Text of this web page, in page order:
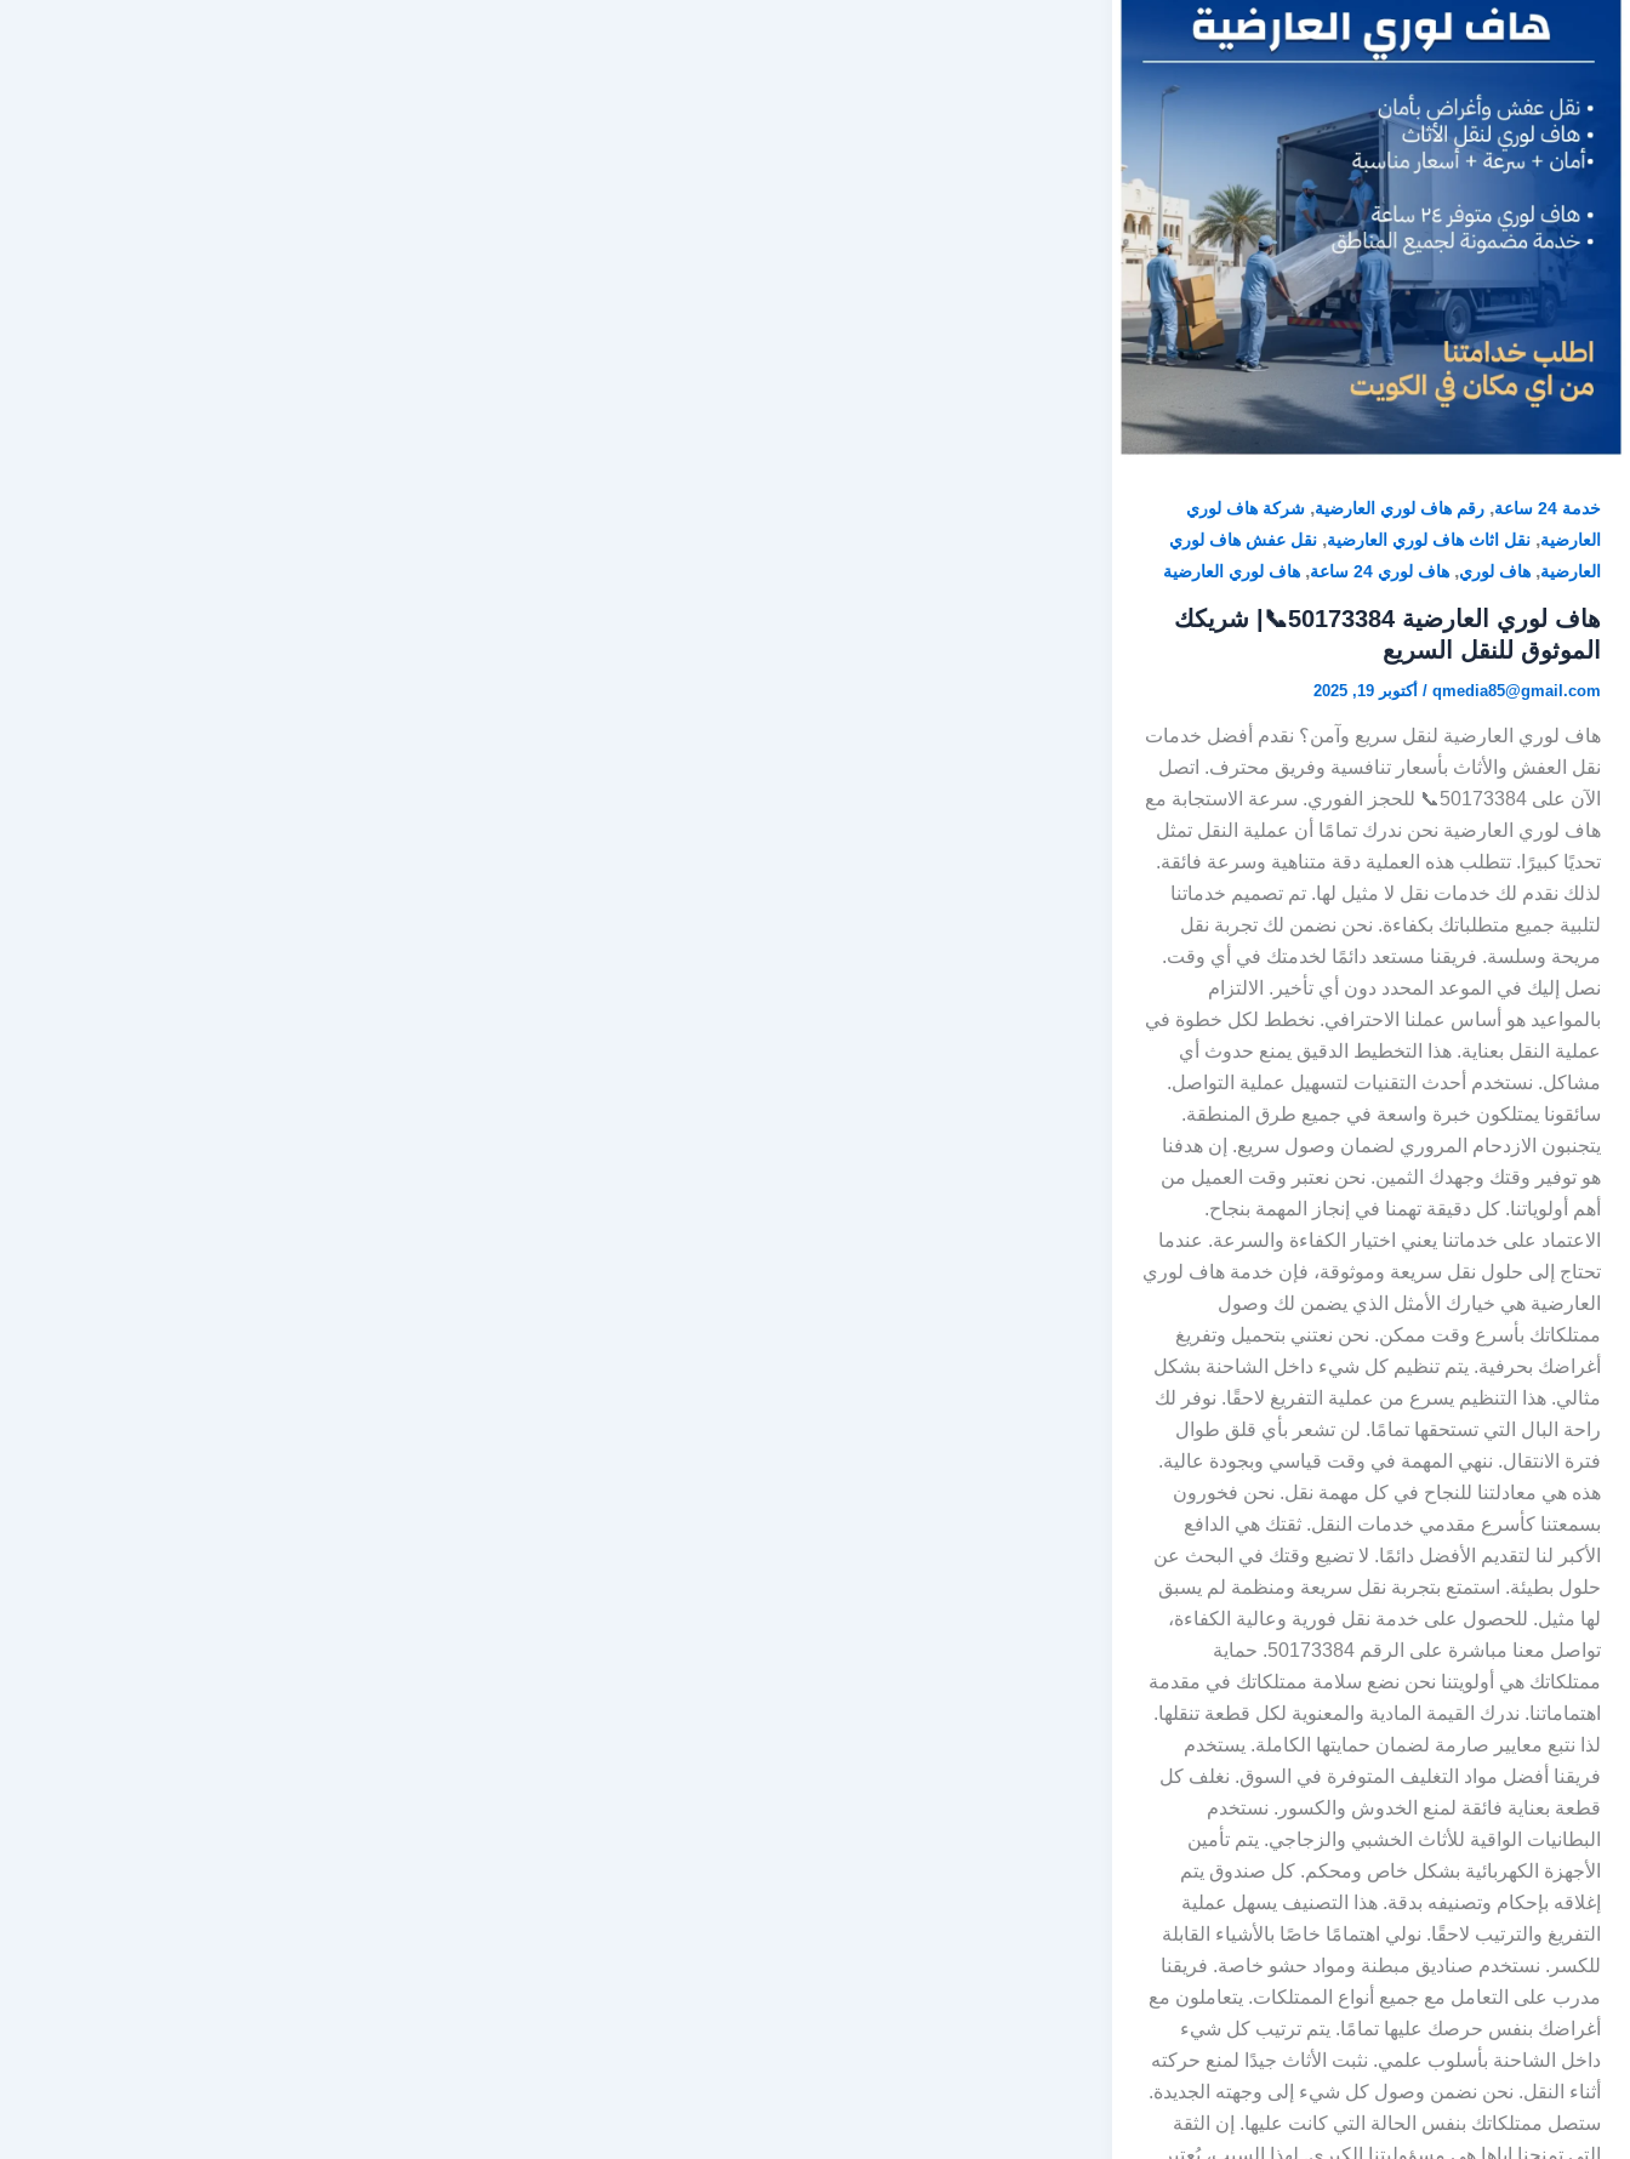
خدمة 24 ساعة , رقم هاف لوري العارضية, شركة هاف لوري
العارضية, نقل اثاث هاف لوري العارضية, نقل عفش هاف لوري
العارضية, هاف لوري, هاف لوري 24 ساعة , هاف لوري العارضية
هاف لوري العارضية 50173384📞| شريكك
الموثوق للنقل السريع
qmedia85@gmail.com
/ أكتوبر 19, 2025
هاف لوري العارضية لنقل سريع وآمن؟ نقدم أفضل خدمات
نقل العفش والأثاث بأسعار تنافسية وفريق محترف. اتصل
الآن على 50173384📞 للحجز الفوري. سرعة الاستجابة مع
هاف لوري العارضية نحن ندرك تمامًا أن عملية النقل تمثل
تحديًا كبيرًا. تتطلب هذه العملية دقة متناهية وسرعة فائقة.
لذلك نقدم لك خدمات نقل لا مثيل لها. تم تصميم خدماتنا
لتلبية جميع متطلباتك بكفاءة. نحن نضمن لك تجربة نقل
مريحة وسلسة. فريقنا مستعد دائمًا لخدمتك في أي وقت.
نصل إليك في الموعد المحدد دون أي تأخير. الالتزام
بالمواعيد هو أساس عملنا الاحترافي. نخطط لكل خطوة في
عملية النقل بعناية. هذا التخطيط الدقيق يمنع حدوث أي
مشاكل. نستخدم أحدث التقنيات لتسهيل عملية التواصل.
سائقونا يمتلكون خبرة واسعة في جميع طرق المنطقة.
يتجنبون الازدحام المروري لضمان وصول سريع. إن هدفنا
هو توفير وقتك وجهدك الثمين. نحن نعتبر وقت العميل من
أهم أولوياتنا. كل دقيقة تهمنا في إنجاز المهمة بنجاح.
الاعتماد على خدماتنا يعني اختيار الكفاءة والسرعة. عندما
تحتاج إلى حلول نقل سريعة وموثوقة، فإن خدمة هاف لوري
العارضية هي خيارك الأمثل الذي يضمن لك وصول
ممتلكاتك بأسرع وقت ممكن. نحن نعتني بتحميل وتفريغ
أغراضك بحرفية. يتم تنظيم كل شيء داخل الشاحنة بشكل
مثالي. هذا التنظيم يسرع من عملية التفريغ لاحقًا. نوفر لك
راحة البال التي تستحقها تمامًا. لن تشعر بأي قلق طوال
فترة الانتقال. ننهي المهمة في وقت قياسي وبجودة عالية.
هذه هي معادلتنا للنجاح في كل مهمة نقل. نحن فخورون
بسمعتنا كأسرع مقدمي خدمات النقل. ثقتك هي الدافع
الأكبر لنا لتقديم الأفضل دائمًا. لا تضيع وقتك في البحث عن
حلول بطيئة. استمتع بتجربة نقل سريعة ومنظمة لم يسبق
لها مثيل. للحصول على خدمة نقل فورية وعالية الكفاءة،
تواصل معنا مباشرة على الرقم 50173384. حماية
ممتلكاتك هي أولويتنا نحن نضع سلامة ممتلكاتك في مقدمة
اهتماماتنا. ندرك القيمة المادية والمعنوية لكل قطعة تنقلها.
لذا نتبع معايير صارمة لضمان حمايتها الكاملة. يستخدم
فريقنا أفضل مواد التغليف المتوفرة في السوق. نغلف كل
قطعة بعناية فائقة لمنع الخدوش والكسور. نستخدم
البطانيات الواقية للأثاث الخشبي والزجاجي. يتم تأمين
الأجهزة الكهربائية بشكل خاص ومحكم. كل صندوق يتم
إغلاقه بإحكام وتصنيفه بدقة. هذا التصنيف يسهل عملية
التفريغ والترتيب لاحقًا. نولي اهتمامًا خاصًا بالأشياء القابلة
للكسر. نستخدم صناديق مبطنة ومواد حشو خاصة. فريقنا
مدرب على التعامل مع جميع أنواع الممتلكات. يتعاملون مع
أغراضك بنفس حرصك عليها تمامًا. يتم ترتيب كل شيء
داخل الشاحنة بأسلوب علمي. نثبت الأثاث جيدًا لمنع حركته
أثناء النقل. نحن نضمن وصول كل شيء إلى وجهته الجديدة.
ستصل ممتلكاتك بنفس الحالة التي كانت عليها. إن الثقة